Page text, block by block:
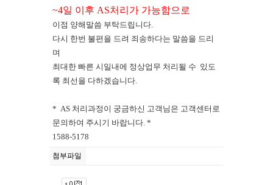
~4일 이후 AS처리가 가능함으로
이점 양해말씀 부탁드립니다.
다시 한번 불편을 드려 죄송하다는 말씀을 드리
며
최대한 빠른 시일내에 정상업무 처리될 수 있도
록 최선을 다하겠습니다.
* AS 처리과정이 궁금하신 고객님은 고객센터로
문의하여 주시기 바랍니다. *
1588-5178
첨부파일